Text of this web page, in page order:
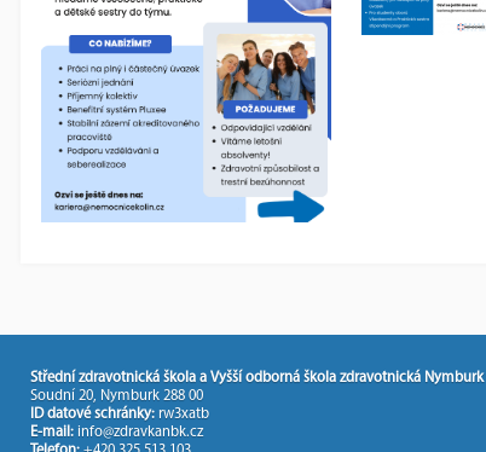
Střední zdravotnická škola a Vyšší odborná škola zdravotnická Nymburk
Soudní 20, Nymburk 288 00
ID datové schránky: rw3xatb
E-mail: info@zdravkanbk.cz